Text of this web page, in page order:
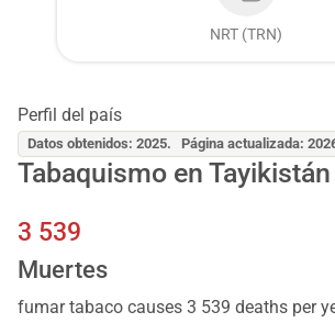
NRT (TRN)
Perfil del país
Datos obtenidos: 2025. Página actualizada:
Tabaquismo en Tayikistán
3 539
Muertes
fumar tabaco causes 3 539 deaths per